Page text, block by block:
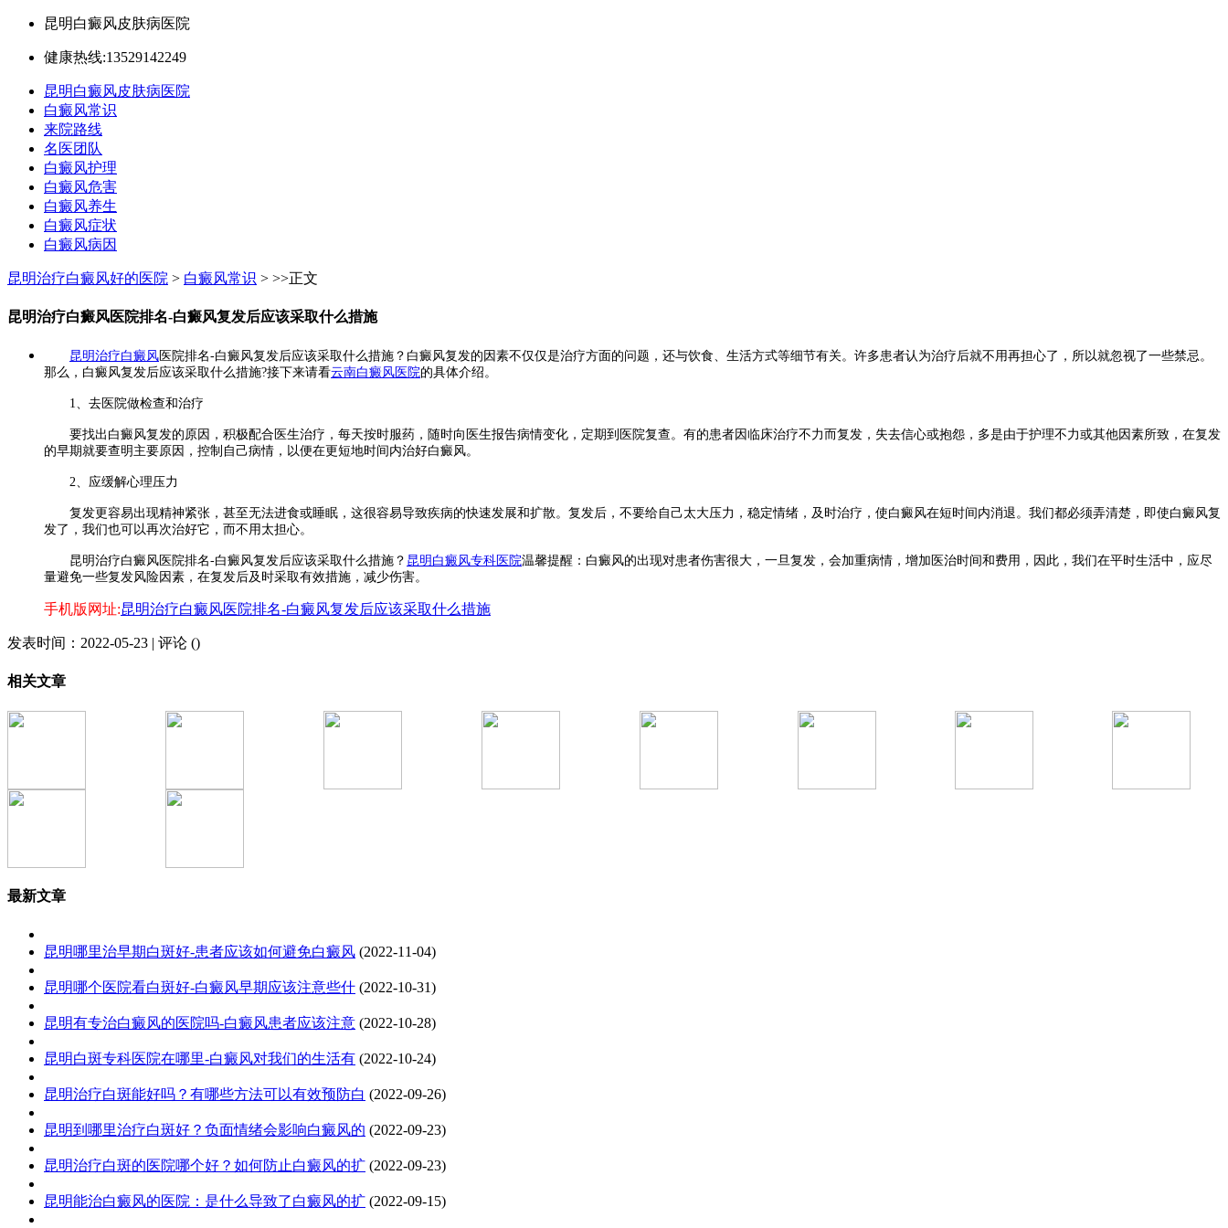
昆明白癜风皮肤病医院
健康热线:13529142249
昆明白癜风皮肤病医院
白癜风常识
来院路线
名医团队
白癜风护理
白癜风危害
白癜风养生
白癜风症状
白癜风病因
昆明治疗白癜风好的医院 > 白癜风常识 > >>正文
昆明治疗白癜风医院排名-白癜风复发后应该采取什么措施
昆明治疗白癜风医院排名-白癜风复发后应该采取什么措施？白癜风复发的因素不仅仅是治疗方面的问题，还与饮食、生活方式等细节有关。许多患者认为治疗后就不用再担心了，所以就忽视了一些禁忌。
那么，白癜风复发后应该采取什么措施?接下来请看云南白癜风医院的具体介绍。
1、去医院做检查和治疗
要找出白癜风复发的原因，积极配合医生治疗，每天按时服药，随时向医生报告病情变化，定期到医院复查。有的患者因临床治疗不力而复发，失去信心或抱怨，多是由于护理不力或其他因素所致，在复发
的早期就要查明主要原因，控制自己病情，以便在更短地时间内治好白癜风。
2、应缓解心理压力
复发更容易出现精神紧张，甚至无法进食或睡眠，这很容易导致疾病的快速发展和扩散。复发后，不要给自己太大压力，稳定情绪，及时治疗，使白癜风在短时间内消退。我们都必须弄清楚，即使白癜风复
发了，我们也可以再次治好它，而不用太担心。
昆明治疗白癜风医院排名-白癜风复发后应该采取什么措施？ 昆明白癜风专科医院温馨提醒：白癜风的出现对患者伤害很大，一旦复发，会加重病情，增加医治时间和费用，因此，我们在平时生活中，应尽
量避免一些复发风险因素，在复发后及时采取有效措施，减少伤害。
手机版网址:昆明治疗白癜风医院排名-白癜风复发后应该采取什么措施
发表时间：2022-05-23 | 评论 ()
相关文章
最新文章
昆明哪里治早期白斑好-患者应该如何避免白癜风 (2022-11-04)
昆明哪个医院看白斑好-白癜风早期应该注意些什 (2022-10-31)
昆明有专治白癜风的医院吗-白癜风患者应该注意 (2022-10-28)
昆明白斑专科医院在哪里-白癜风对我们的生活有 (2022-10-24)
昆明治疗白斑能好吗？有哪些方法可以有效预防白 (2022-09-26)
昆明到哪里治疗白斑好？负面情绪会影响白癜风的 (2022-09-23)
昆明治疗白斑的医院哪个好？如何防止白癜风的扩 (2022-09-23)
昆明能治白癜风的医院：是什么导致了白癜风的扩 (2022-09-15)